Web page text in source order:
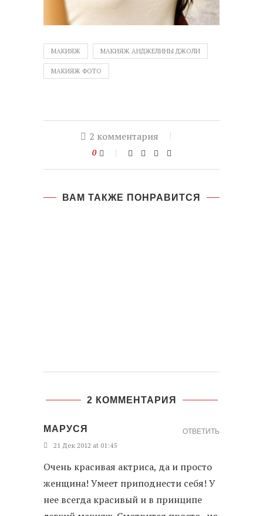
МАКИЯЖ МАКИЯЖ АНДЖЕЛИНЫ ДЖОЛИ
МАКИЯЖ ФОТО
2 комментария
0
ВАМ ТАКЖЕ ПОНРАВИТСЯ
2 КОММЕНТАРИЯ
МАРУСЯ
21 Дек 2012 at 01:45
Очень красивая актриса, да и просто
женщина! Умеет приподнести себя! У
нее всегда красивый и в принципе
ОТВЕТИТЬ